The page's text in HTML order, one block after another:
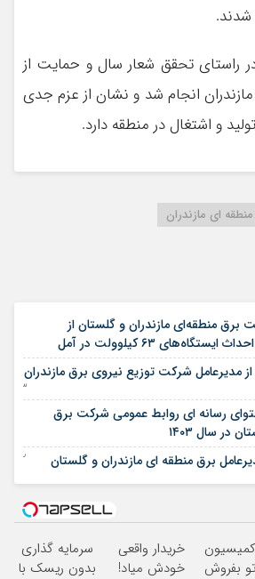
شدند.
راستای تحقق شعار سال و حمایت از
مازندران انجام شد و نشان از عزم جدی
و اشتغال در منطقه دارد.
ای مازندران
برق منطقه‌ای مازندران و گلستان از
۶۳ کیلوولت در آمل
از مدیرعامل شركت توزیع نیروی برق مازندران
23 نوامبر 2025
عنوان محتوای رسانه ای روابط عمومی شرکت برق
در سال ۱۴۰۳
برق منطقه ای مازندران و گلستان 22 ژانویه 2025
بفروش
خریدار واقعی
خودش میاد!
سرمایه گذاری
بدون ریسک با